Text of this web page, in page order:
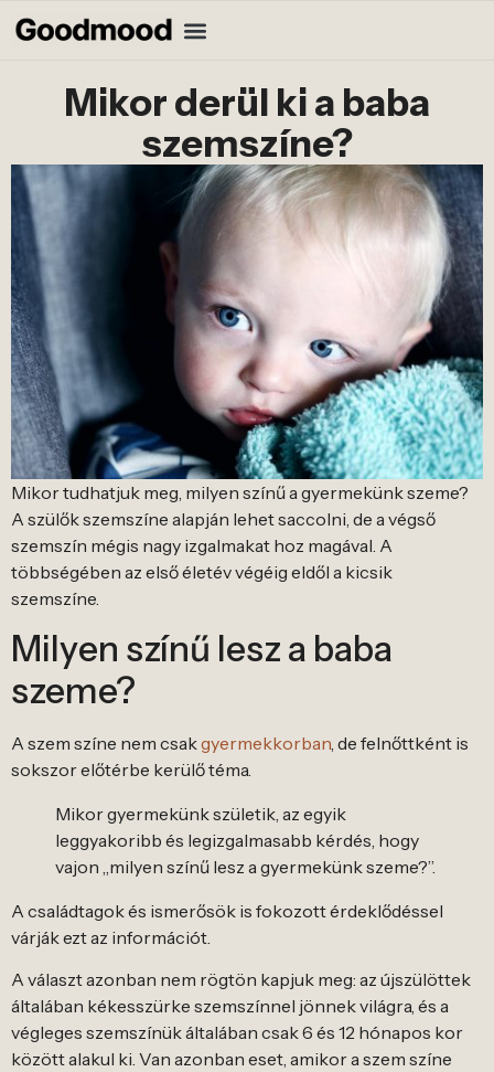
Mikor derül ki a baba
szemszíne?
Mikor tudhatjuk meg, milyen színű a gyermekünk szeme?
A szülők szemszíne alapján lehet saccolni, de a végső
szemszín mégis nagy izgalmakat hoz magával. A
többségében az első életév végéig eldől a kicsik
szemszíne.
Milyen színű lesz a baba
szeme?
A szem színe nem csakgyermekkorban , de felnőttként is
sokszor előtérbe kerülő téma.
Mikor gyermekünk születik, az egyik
leggyakoribb és legizgalmasabb kérdés, hogy
vajon „milyen színű lesz a gyermekünk szeme?”.
A családtagok és ismerősök is fokozott érdeklődéssel
várják ezt az információt.
A választ azonban nem rögtön kapjuk meg: az újszülöttek
általában kékesszürke szemszínnel jönnek világra, és a
végleges szemszínük általában csak 6 és 12 hónapos kor
között alakul ki. Van azonban eset, amikor a szem színe